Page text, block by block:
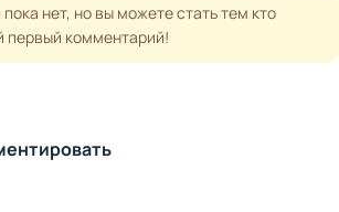
нет, но вы можете стать тем кто
первый комментарий!